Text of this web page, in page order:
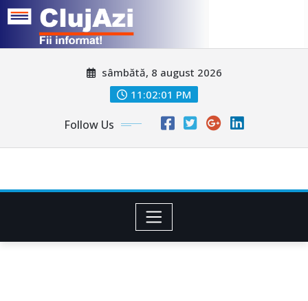
sâmbătă, 8 august 2026
11:02:03 PM
Follow Us